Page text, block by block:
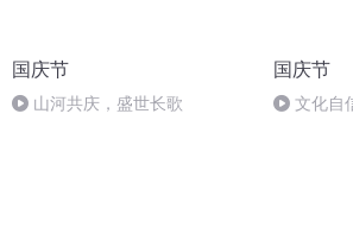
国庆节
山河共庆，盛世长歌
国庆节
文化自